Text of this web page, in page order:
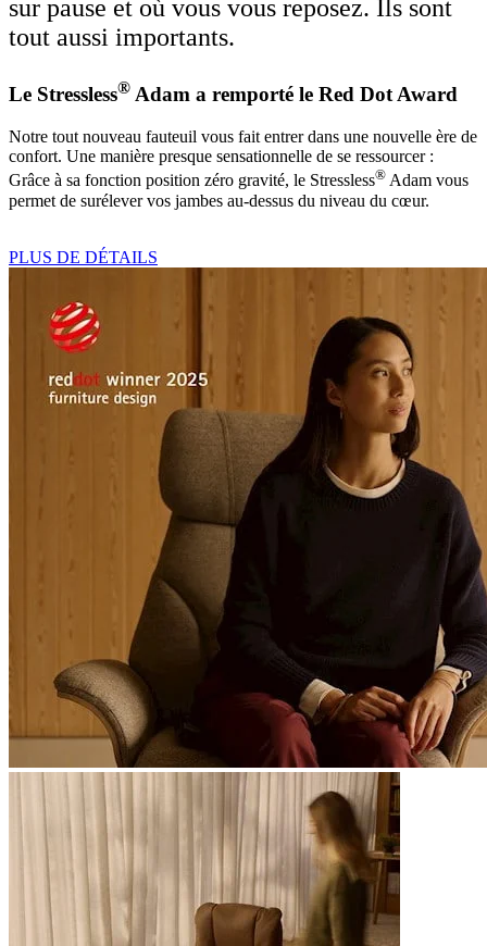
sur pause et où vous vous reposez. Ils sont
tout aussi importants.
Le Stressless® Adam a remporté le Red Dot Award
Notre tout nouveau fauteuil vous fait entrer dans une nouvelle ère de
confort. Une manière presque sensationnelle de se ressourcer :
Grâce à sa fonction position zéro gravité, le Stressless® Adam vous
permet de surélever vos jambes au-dessus du niveau du cœur.
PLUS DE DÉTAILS